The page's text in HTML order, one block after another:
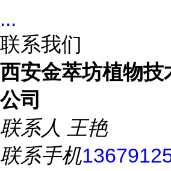
...
联系我们
西安金萃坊植物技
公司
联系人 王艳
联系手机